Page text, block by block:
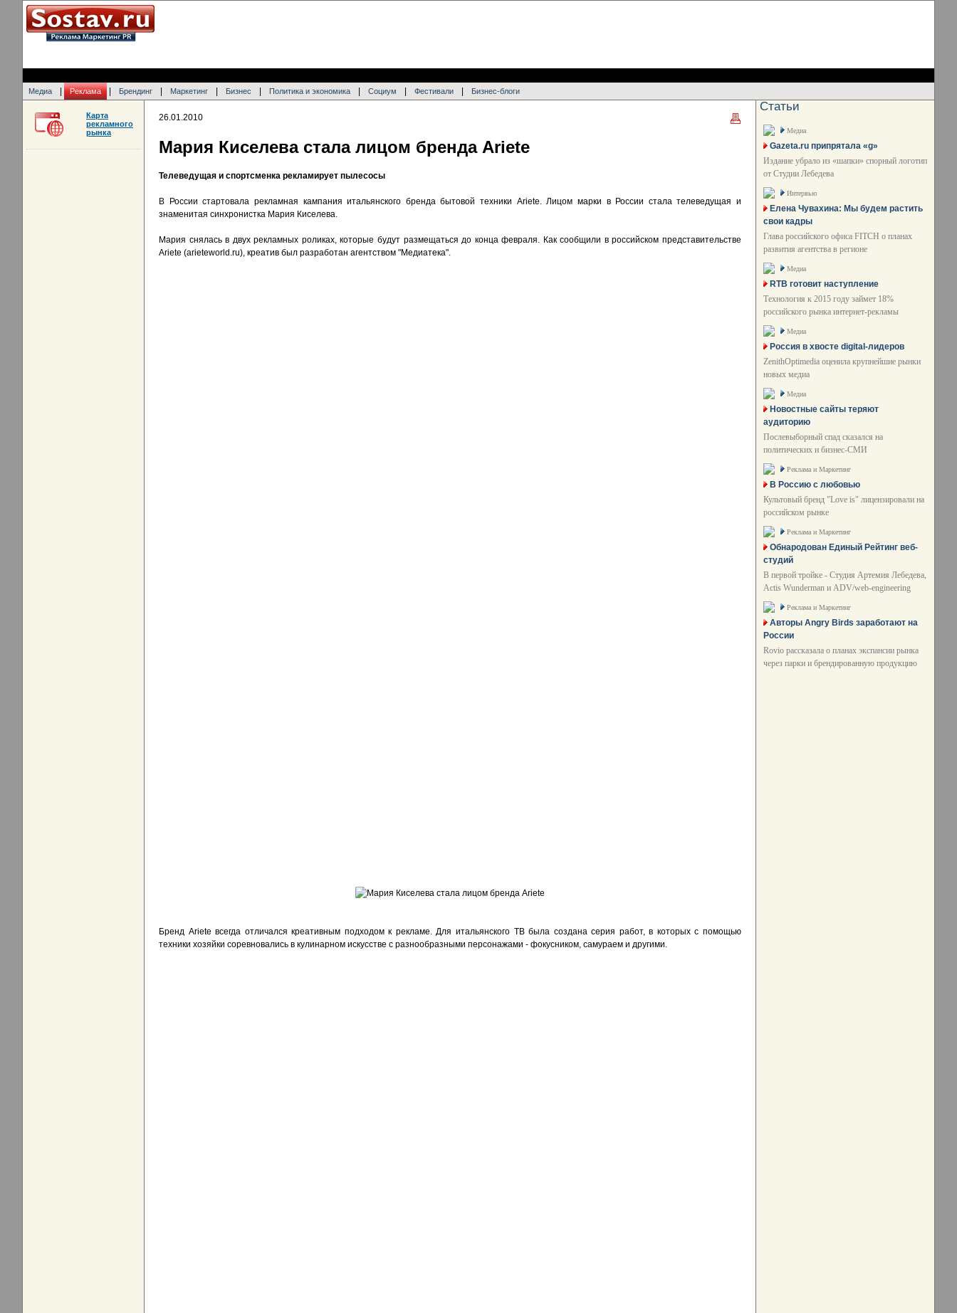
Медиа Реклама Брендинг Маркетинг Бизнес Политика и экономика Социум Фестивали Бизнес-блоги
26.01.2010
Мария Киселева стала лицом бренда Ariete
Телеведущая и спортсменка рекламирует пылесосы
В России стартовала рекламная кампания итальянского бренда бытовой техники Ariete. Лицом марки в России стала телеведущая и
знаменитая синхронистка Мария Киселева.
Мария снялась в двух рекламных роликах, которые будут размещаться до конца февраля. Как сообщили в российском представительстве
Ariete (arieteworld.ru), креатив был разработан агентством "Медиатека".
Бренд Ariete всегда отличался креативным подходом к рекламе. Для итальянского ТВ была создана серия работ, в которых с помощью
техники хозяйки соревновались в кулинарном искусстве с разнообразными персонажами - фокусником, самураем и другими.
Карта
рекламного
рынка
Статьи
Медиа
Gazeta.ru припрятала «g»
Издание убрало из «шапки» спорный логотип
от Студии Лебедева
Интервью
Елена Чувахина: Мы будем растить
свои кадры
Глава российского офиса FITCH о планах
развития агентства в регионе
Медиа
RTB готовит наступление
Технология к 2015 году займет 18%
российского рынка интернет-рекламы
Медиа
Россия в хвосте digital-лидеров
ZenithOptimedia оценила крупнейшие рынки
новых медиа
Медиа
Новостные сайты теряют
аудиторию
Послевыборный спад сказался на
политических и бизнес-СМИ
Реклама и Маркетинг
В Россию с любовью
Культовый бренд "Love is" лицензировали на
российском рынке
Реклама и Маркетинг
Обнародован Единый Рейтинг веб-
студий
В первой тройке - Студия Артемия Лебедева,
Actis Wunderman и ADV/web-engineering
Реклама и Маркетинг
Авторы Angry Birds заработают на
России
Rovio рассказала о планах экспансии рынка
через парки и брендированную продукцию